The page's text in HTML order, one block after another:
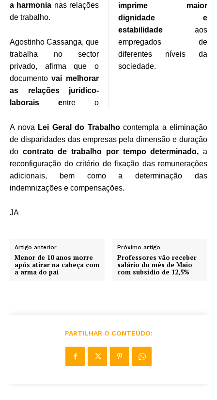
a harmonia nas relações
de trabalho.
Agostinho Cassanga, que
trabalha no sector
privado, afirma que o
documento vai melhorar
as relações jurídico-
laborais entre o
imprime maior
dignidade e
estabilidade aos
empregados de
diferentes níveis da
sociedade.
A nova Lei Geral do Trabalhocontempla a eliminação
de disparidades das empresas pela dimensão e duração
do contrato de trabalho por tempo determinado, a
reconfiguração do critério de fixação das remunerações
adicionais, bem como a determinação das
indemnizações e compensações.
JA
Artigo anterior
Menor de 10 anos morre
após atirar na cabeça com
a arma do pai
Próximo artigo
Professores vão receber
salário do mês de Maio
com subsídio de 12,5%
PARTILHAR O CONTEÚDO: